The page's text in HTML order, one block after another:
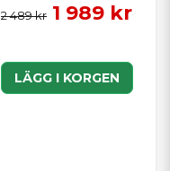
2 489 kr 1 989 kr
LÄGG I KORGEN